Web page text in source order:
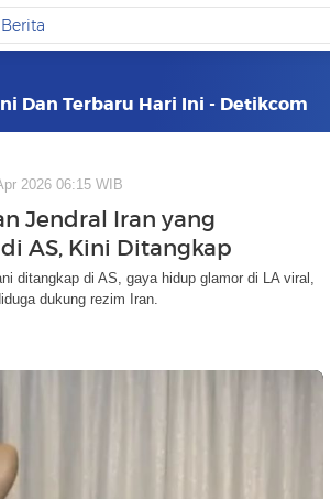
Dan Terbaru Hari Ini - Detikcom
2026 06:15 WIB
Jendral Iran yang
AS, Kini Ditangkap
ditangkap di AS, gaya hidup glamor di LA viral,
dukung rezim Iran.